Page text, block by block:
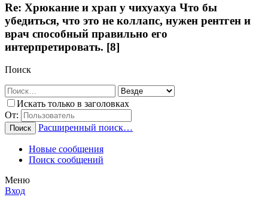
Re: Хрюкание и храп у чихуахуа Что бы
убедиться, что это не коллапс, нужен рентген и
врач способный правильно его
интерпретировать. [8]
Поиск
Искать только в заголовках
От:
Поиск Расширенный поиск…
Новые сообщения
Поиск сообщений
Меню
Вход